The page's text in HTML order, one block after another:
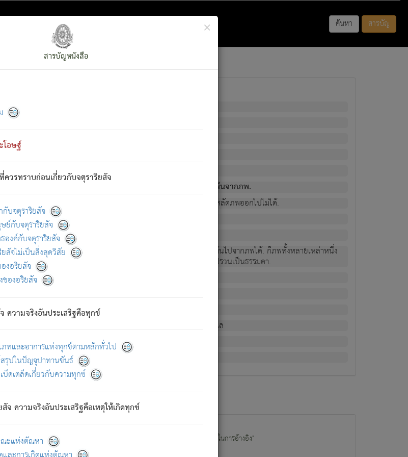
ค้นหา สารบัญ
×
สารบัญหนังสือ
โอษฐ์
วรทราบก่อนเกี่ยวกับจตุราริยสัจ
บจตุราริยสัจ
ย์กับจตุราริยสัจ
งค์กับจตุราริยสัจ
สัจไม่เป็นสิ่งสุดวิสัย
งอริยสัจ
ของอริยสัจ
ความจริงอันประเสริฐคือทุกข์
ทและอาการแห่งทุกข์ตามหลักทั่วไป
รุปในปัญจุปาทานขันธ์
ดเตล็ดเกี่ยวกับความทุกข์
ความจริงอันประเสริฐคือเหตุให้เกิดทุกข์
ะแห่งตัณหา
งโรค (ความเสียดแทง) นั้นโดยความเป็นตัวเป็นตน
เป็นจริง) โดยประการอื่นจากที่เขาสำคัญนั้น
งอื่น (จากที่มันเป็นอยู่จริง) จึงได้เพลิดเพลินยิ่งนักในภพนั้น
ขากลัวต่อสิ่งใดสิ่งนั้นเป็นทุกข์
เพราะภพ เรากล่าวว่า สมณะหรือพราหมณ์ทั้งปวงนั้น มิใช่ผู้หลดพ้นจากภพ.
ามีได้เพราะวิภพ[2]
: เรากล่าวว่า สมณะหรือพราหมณ์ทั้งปวงนั้น ก็ยังสลัดภพออกไปไม่ได้.
งไม่มี.
หนาแล้ว; และว่า สัตว์ผู้ยินดีในภพอันเป็นแล้วนั้น ย่อมไม่เป็นผู้หลุดพ้นไปจากภพได้. ก็ภพทั้งหลายเหล่าหนึ่ง
ประการทั้งปวง; ภพทั้งหลายทั้งหมดนั้น ไม่เที่ยง เป็นทุกข์ มีความแปรปรวนเป็นธรรมดา.
อยู่; เขาย่อมละภวตัณหาได้ และไม่เพลิดเพลินวิภวตัณหาด้วย.
ความสิ้นไปแห่งตัณหาโดยประการทั้งปวง นั้นคือนิพพาน.
ยึดมั่น
งหลายทั้งปวงได้แล้ว เป็นผู้คงที่ (คือไม่เปลี่ยนแปลงอีกต่อไป). ดังนี้แล
รัสรู้ เมื่อตรัสรู้แล้วได้ 7 วัน)
งตรวจสอบกับตัวเล่มหนังสือต้นฉบับ ที่มีการพิมพ์ครั้งล่าสุด ก่อนนำข้อมูลไปใช้ในการอ้างอิง"